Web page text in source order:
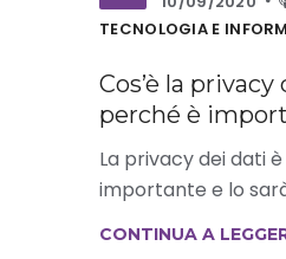
TECNOLOGIA E
Cos’è la
perché è
La privacy dei dati
importante e lo
CONTINUA A